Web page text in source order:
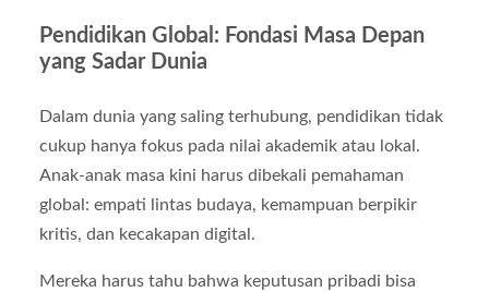
Pendidikan Global: Fondasi Masa Depan
yang Sadar Dunia
Dalam dunia yang saling terhubung, pendidikan tidak
cukup hanya fokus pada nilai akademik atau lokal.
Anak-anak masa kini harus dibekali pemahaman
global: empati lintas budaya, kemampuan berpikir
kritis, dan kecakapan digital.
Mereka harus tahu bahwa keputusan pribadi bisa